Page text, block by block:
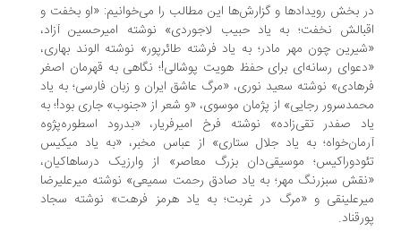
در بخش رویدادها و گزارش‌ها این مطالب را می‌خوانیم: «او بخفت و
اقبالش نخفت؛ به یاد حبیب لاجوردی» نوشته امیرحسین آزاد،
«شیرین چون مهر مادر؛ به یاد فرشته طائرپور» نوشته الوند بهاری،
«دعوای رسانه‌ای برای حفظ هویت پوشالی!؛ نگاهی به قهرمان اصغر
فرهادی» نوشته سعید نوری، «مرگ عاشق ایران و زبان ‌فارسی؛ به یاد
محمدسرور رجایی» از پژمان موسوی، «و شعر از «جنوب» جاری بود!؛ به
یاد صفدر تقی‌زاده» نوشته فرخ‌ امیرفریار، «بدرود اسطوره‌پژوه
آرمان‌خواه؛ به یاد جلال ستاری» از عباس مخبر، «به یاد میکیس
تئودوراکیس؛ موسیقی‌دان بزرگ معاصر» از وارزیک درساهاکیان،
«نقش سبزرنگ مهر؛ به یاد صادق رحمت سمیعی» نوشته میرعلیرضا
میرعلینقی و «مرگ در غربت؛ به یاد هرمز فرهت» نوشته سجاد
پورقناد.